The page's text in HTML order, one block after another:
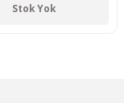
Stok Yok